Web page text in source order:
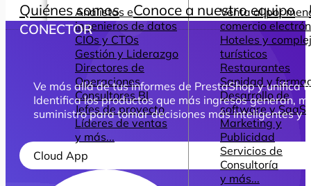
Analistas e
ingenieros de datos
CIOs y CTOs
Gestión y Liderazgo
Directores de
Operaciones
Consultores BI
Jefes de proyecto
Líderes de ventas
y más...
Venta al por
comercio
Hoteles y
turísticos
Restaurantes
Sanidad y
Desarrollo de
software y SaaS
Marketing y
Publicidad
Servicios de
Consultoría
y más...
Quiénes somos Conoce a nuestro equipo
CONECTOR
Ve más allá de tus informes de PrestaShop y
Identifica los productos que más ingresos generan,
suministro para tomar decisiones más inteligentes y
Cloud App